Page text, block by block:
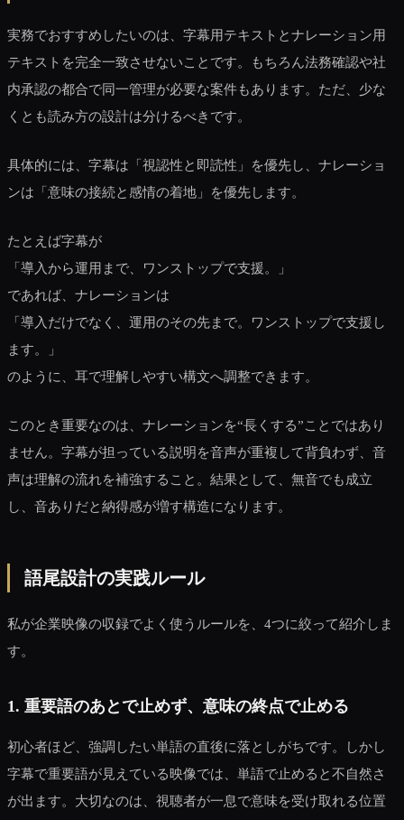
実務でおすすめしたいのは、字幕用テキストとナレーション用
テキストを完全一致させないことです。もちろん法務確認や社
内承認の都合で同一管理が必要な案件もあります。ただ、少な
くとも読み方の設計は分けるべきです。
具体的には、字幕は「視認性と即読性」を優先し、ナレーショ
ンは「意味の接続と感情の着地」を優先します。
たとえば字幕が
「導入から運用まで、ワンストップで支援。」
であれば、ナレーションは
「導入だけでなく、運用のその先まで。ワンストップで支援し
ます。」
のように、耳で理解しやすい構文へ調整できます。
このとき重要なのは、ナレーションを“長くする”ことではあり
ません。字幕が担っている説明を音声が重複して背負わず、音
声は理解の流れを補強すること。結果として、無音でも成立
し、音ありだと納得感が増す構造になります。
語尾設計の実践ルール
私が企業映像の収録でよく使うルールを、4つに絞って紹介しま
す。
1. 重要語のあとで止めず、意味の終点で止める
初心者ほど、強調したい単語の直後に落としがちです。しかし
字幕で重要語が見えている映像では、単語で止めると不自然さ
が出ます。大切なのは、視聴者が一息で意味を受け取れる位置